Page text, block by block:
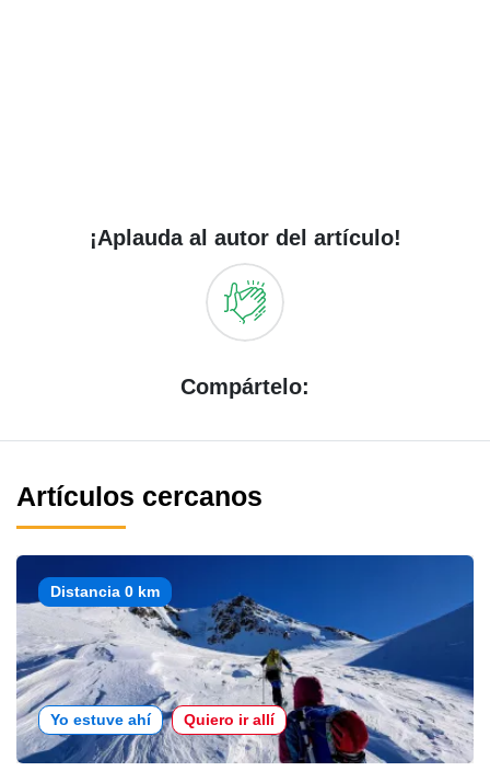
¡Aplauda al autor del artículo!
Compártelo:
Artículos cercanos
Distancia 0 km
Yo estuve ahí Quiero ir allí